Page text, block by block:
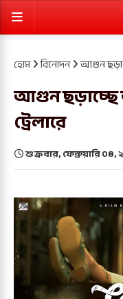
হোম বিনোদন আগুন
আগুন ছড়াচ্ছে
ট্রেলারে
শুক্রবার, ফেব্রুয়ারি ০৪,